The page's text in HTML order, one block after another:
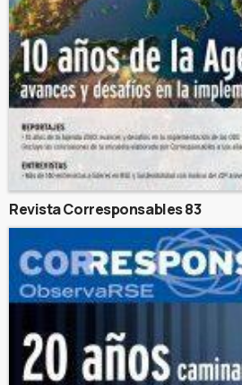
Revista Corresponsables 83